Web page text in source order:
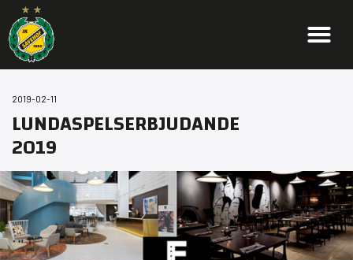
2019-02-11
LUNDASPELSERBJUDANDE
2019